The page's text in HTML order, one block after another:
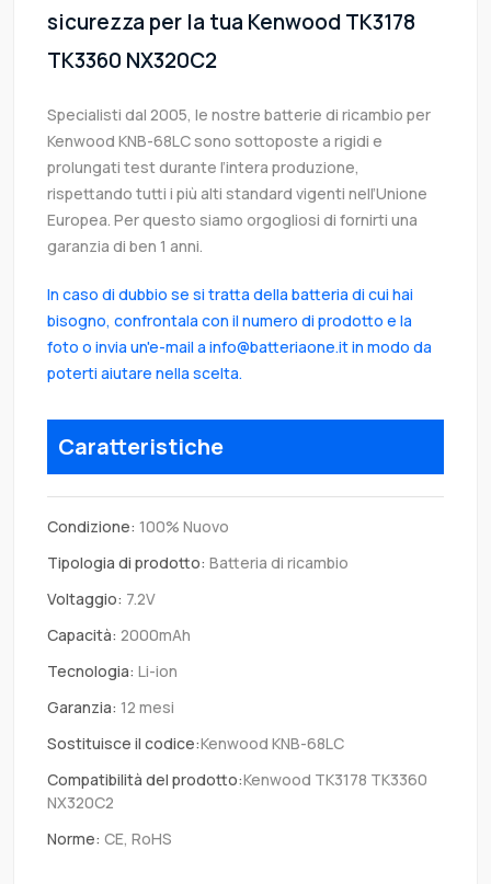
sicurezza per la tua Kenwood TK3178
TK3360 NX320C2
Specialisti dal 2005, le nostre batterie di ricambio per
Kenwood KNB-68LC sono sottoposte a rigidi e
prolungati test durante l’intera produzione,
rispettando tutti i più alti standard vigenti nell’Unione
Europea. Per questo siamo orgogliosi di fornirti una
garanzia di ben 1 anni.
In caso di dubbio se si tratta della batteria di cui hai
bisogno, confrontala con il numero di prodotto e la
foto o invia un'e-mail a info@batteriaone.it in modo da
poterti aiutare nella scelta.
Caratteristiche
Condizione: 100% Nuovo
Tipologia di prodotto: Batteria di ricambio
Voltaggio: 7.2V
Capacità: 2000mAh
Tecnologia: Li-ion
Garanzia: 12 mesi
Sostituisce il codice:Kenwood KNB-68LC
Compatibilità del prodotto:Kenwood TK3178 TK3360
NX320C2
Norme: CE, RoHS